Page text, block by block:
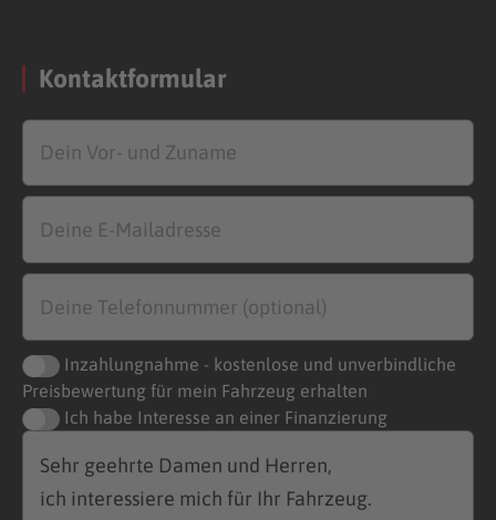
Kontaktformular
Inzahlungnahme - kostenlose und unverbindliche
Preisbewertung für mein Fahrzeug erhalten
Ich habe Interesse an einer Finanzierung